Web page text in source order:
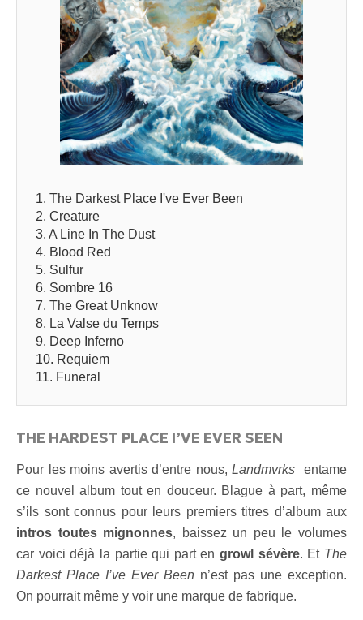
1. The Darkest Place I've Ever Been
2. Creature
3. A Line In The Dust
4. Blood Red
5. Sulfur
6. Sombre 16
7. The Great Unknow
8. La Valse du Temps
9. Deep Inferno
10. Requiem
11. Funeral
THE HARDEST PLACE I’VE EVER SEEN
Pour les moins avertis d’entre nous, Landmvrks entame
ce nouvel album tout en douceur. Blague à part, même
s’ils sont connus pour leurs premiers titres d’album aux
intros toutes mignonnes, baissez un peu le volumes
car voici déjà la partie qui part engrowl sévère. Et The
Darkest Place I’ve Ever Been n’est pas une exception.
On pourrait même y voir une marque de fabrique.